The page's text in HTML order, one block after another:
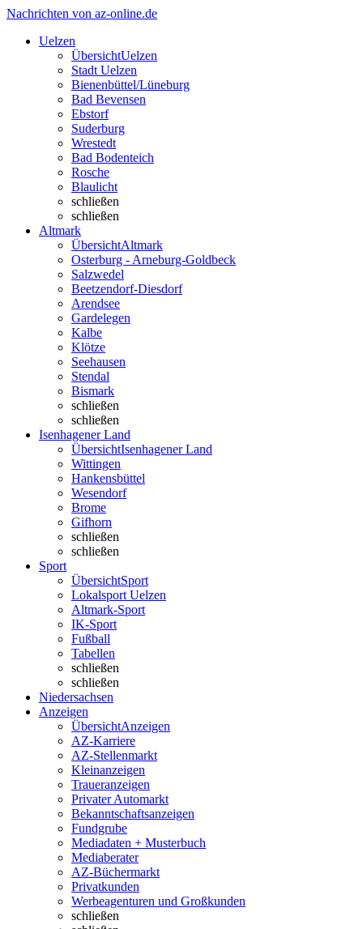
Nachrichten von az-online.de
Uelzen
ÜbersichtUelzen
Stadt Uelzen
Bienenbüttel/Lüneburg
Bad Bevensen
Ebstorf
Suderburg
Wrestedt
Bad Bodenteich
Rosche
Blaulicht
schließen
schließen
Altmark
ÜbersichtAltmark
Osterburg - Arneburg-Goldbeck
Salzwedel
Beetzendorf-Diesdorf
Arendsee
Gardelegen
Kalbe
Klötze
Seehausen
Stendal
Bismark
schließen
schließen
Isenhagener Land
ÜbersichtIsenhagener Land
Wittingen
Hankensbüttel
Wesendorf
Brome
Gifhorn
schließen
schließen
Sport
ÜbersichtSport
Lokalsport Uelzen
Altmark-Sport
IK-Sport
Fußball
Tabellen
schließen
schließen
Niedersachsen
Anzeigen
ÜbersichtAnzeigen
AZ-Karriere
AZ-Stellenmarkt
Kleinanzeigen
Traueranzeigen
Privater Automarkt
Bekanntschaftsanzeigen
Fundgrube
Mediadaten + Musterbuch
Mediaberater
AZ-Büchermarkt
Privatkunden
Werbeagenturen und Großkunden
schließen